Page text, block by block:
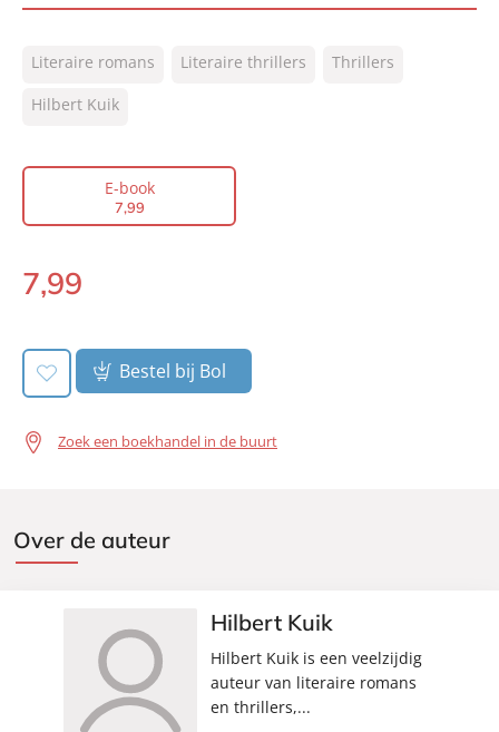
NUR:
305
Type:
Prijs:
7,99
Aantal pagina's:
Uitgever:
Signatuur
Literaire romans Literaire thrillers
Thrillers
Hilbert Kuik
E-book
7,99
E-
7,99
Bestel bij Bol
Zoek een boekhandel in de buurt
Over de auteur
Hilbert Kuik
Hilbert Kuik is een veelzijdig
auteur van literaire romans
en thrillers,...